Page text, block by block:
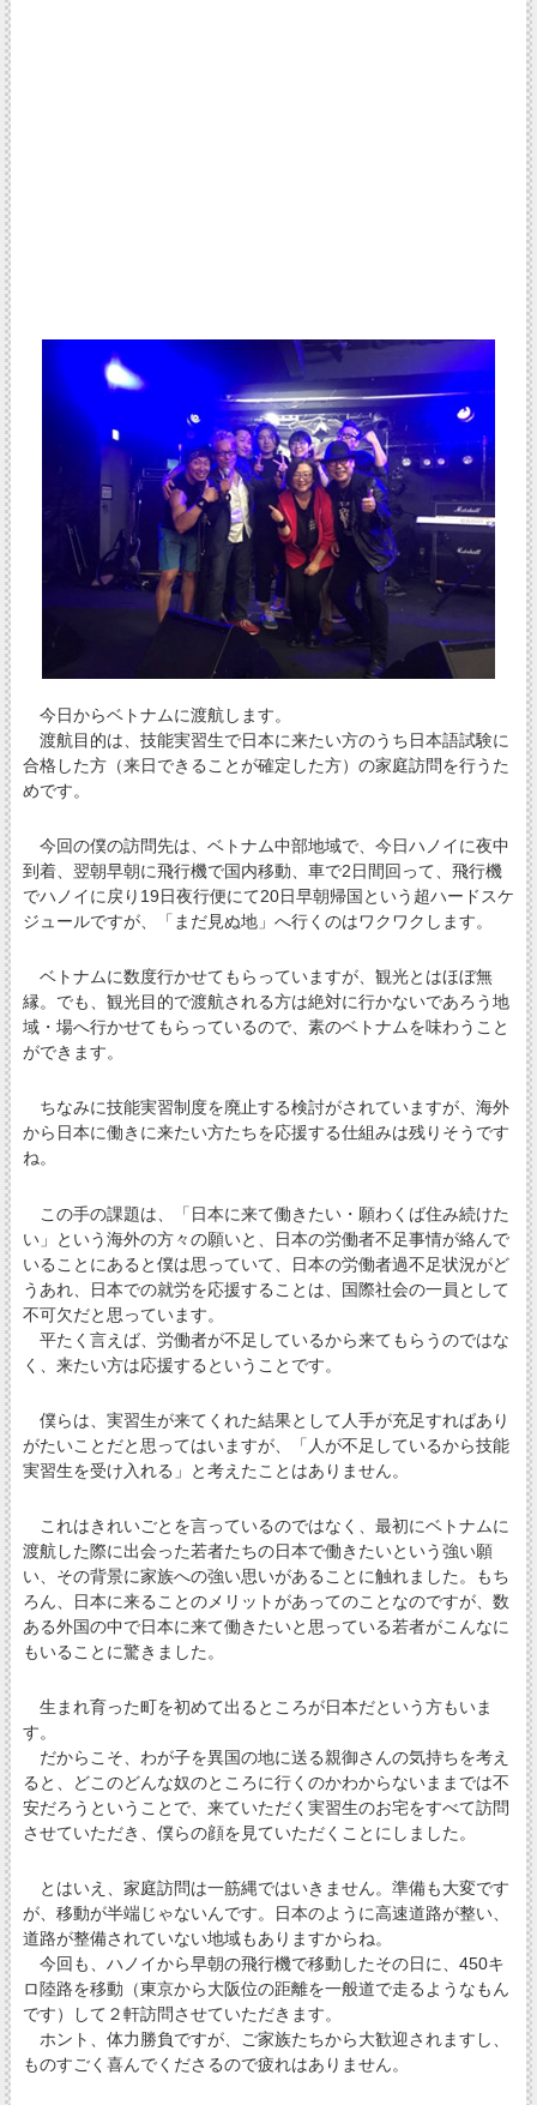
今日からベトナムに渡航します。
渡航目的は、技能実習生で日本に来たい方のうち日本語試験に
合格した方（来日できることが確定した方）の家庭訪問を行うた
めです。
今回の僕の訪問先は、ベトナム中部地域で、今日ハノイに夜中
到着、翌朝早朝に飛行機で国内移動、車で2日間回って、飛行機
でハノイに戻り19日夜行便にて20日早朝帰国という超ハードスケ
ジュールですが、「まだ見ぬ地」へ行くのはワクワクします。
ベトナムに数度行かせてもらっていますが、観光とはほぼ無
縁。でも、観光目的で渡航される方は絶対に行かないであろう地
域・場へ行かせてもらっているので、素のベトナムを味わうこと
ができます。
ちなみに技能実習制度を廃止する検討がされていますが、海外
から日本に働きに来たい方たちを応援する仕組みは残りそうです
ね。
この手の課題は、「日本に来て働きたい・願わくば住み続けた
い」という海外の方々の願いと、日本の労働者不足事情が絡んで
いることにあると僕は思っていて、日本の労働者過不足状況がど
うあれ、日本での就労を応援することは、国際社会の一員として
不可欠だと思っています。
平たく言えば、労働者が不足しているから来てもらうのではな
く、来たい方は応援するということです。
僕らは、実習生が来てくれた結果として人手が充足すればあり
がたいことだと思ってはいますが、「人が不足しているから技能
実習生を受け入れる」と考えたことはありません。
これはきれいごとを言っているのではなく、最初にベトナムに
渡航した際に出会った若者たちの日本で働きたいという強い願
い、その背景に家族への強い思いがあることに触れました。もち
ろん、日本に来ることのメリットがあってのことなのですが、数
ある外国の中で日本に来て働きたいと思っている若者がこんなに
もいることに驚きました。
生まれ育った町を初めて出るところが日本だという方もいま
す。
だからこそ、わが子を異国の地に送る親御さんの気持ちを考え
ると、どこのどんな奴のところに行くのかわからないままでは不
安だろうということで、来ていただく実習生のお宅をすべて訪問
させていただき、僕らの顔を見ていただくことにしました。
とはいえ、家庭訪問は一筋縄ではいきません。準備も大変です
が、移動が半端じゃないんです。日本のように高速道路が整い、
道路が整備されていない地域もありますからね。
今回も、ハノイから早朝の飛行機で移動したその日に、450キ
ロ陸路を移動（東京から大阪位の距離を一般道で走るようなもん
です）して２軒訪問させていただきます。
ホント、体力勝負ですが、ご家族たちから大歓迎されますし、
ものすごく喜んでくださるので疲れはありません。